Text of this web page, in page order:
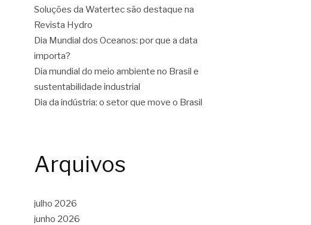
Soluções da Watertec são destaque na
Revista Hydro
Dia Mundial dos Oceanos: por que a data
importa?
Dia mundial do meio ambiente no Brasil e
sustentabilidade industrial
Dia da indústria: o setor que move o Brasil
Arquivos
julho 2026
junho 2026